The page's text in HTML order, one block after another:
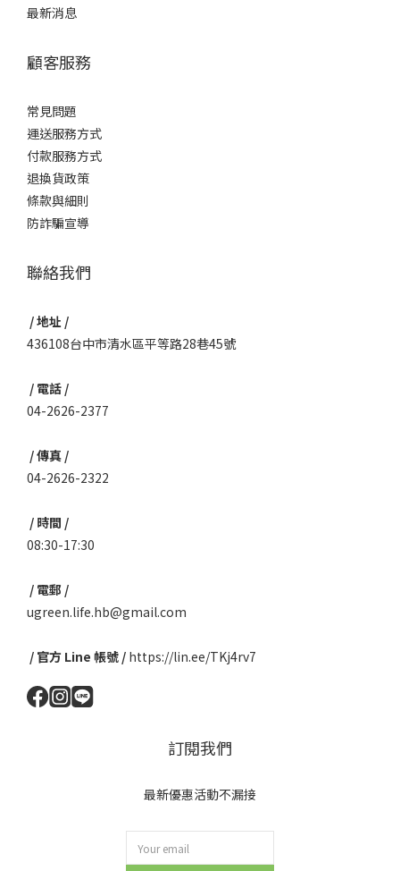
最新消息
顧客服務
常見問題
運送服務方式
付款服務方式
退換貨政策
條款與細則
防詐騙宣導
聯絡我們
/ 地址 /
436108台中市清水區平等路28巷45號
/ 電話 /
04-2626-2377
/ 傳真 /
04-2626-2322
/ 時間 /
08:30-17:30
/ 電郵 /
ugreen.life.hb@gmail.com
/ 官方 Line 帳號 / https://lin.ee/TKj4rv7
訂閱我們
最新優惠活動不漏接